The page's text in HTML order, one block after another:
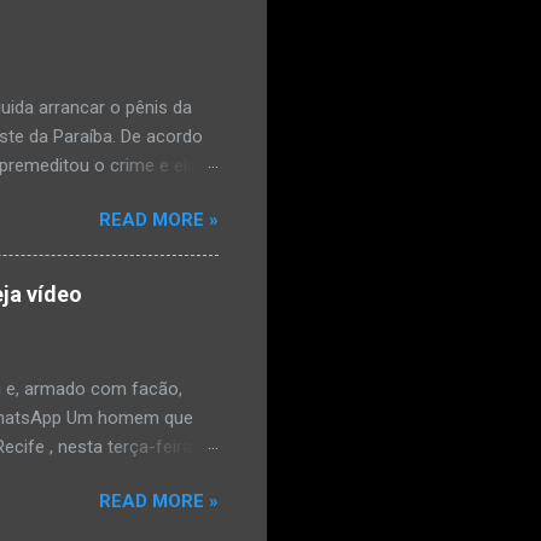
na segunda-feira pela
arrancar o pênis da
da Paraíba. De acordo
o crime e ela
também escreveu uma
o filho mais velho, fruto
família. Ela já havia
dele, a mulher ainda
READ MORE »
vídeo
armado com facão,
Um homem que
, nesta terça-feira
e tentou atingir oREAD MORE »